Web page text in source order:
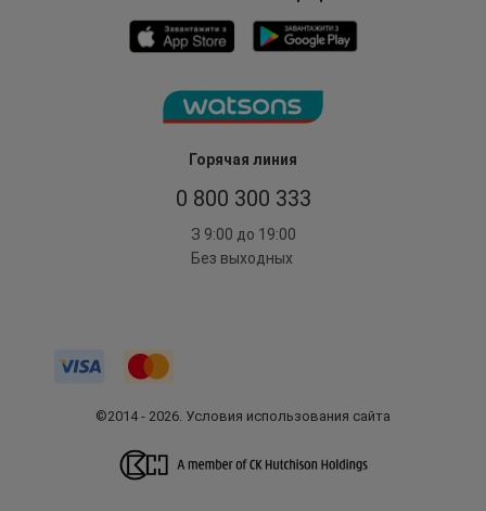
Горячая линия
0 800 300 333
З 9:00 до 19:00
Без выходных
©2014 - 2026. Условия использования сайта